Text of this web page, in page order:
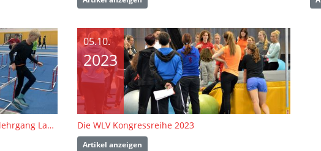
Winterliche Bedingungen beim Tageslehrgang Lauf des LK2
05.10.
2023
Die WLV Kongressreihe 2023
Artikel anzeigen